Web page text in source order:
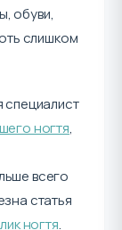
обуви,
слишком
специалист
ногтя,
всего
статья
ногтя.